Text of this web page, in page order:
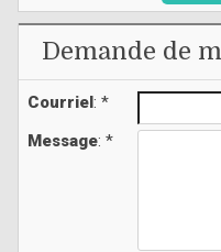
Demande de
Courriel: *
Message: *